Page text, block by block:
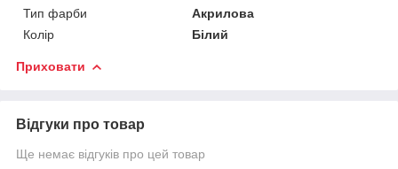
Тип фарби
Акрилова
Колір
Білий
Приховати
Відгуки про товар
Ще немає відгуків про цей товар